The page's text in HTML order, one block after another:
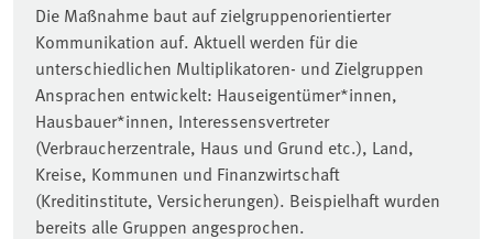
Die Maßnahme baut auf zielgruppenorientierter
Kommunikation auf. Aktuell werden für die
unterschiedlichen Multiplikatoren- und Zielgruppen
Ansprachen entwickelt: Hauseigentümer*innen,
Hausbauer*innen, Interessensvertreter
(Verbraucherzentrale, Haus und Grund etc.), Land,
Kreise, Kommunen und Finanzwirtschaft
(Kreditinstitute, Versicherungen). Beispielhaft wurden
bereits alle Gruppen angesprochen.